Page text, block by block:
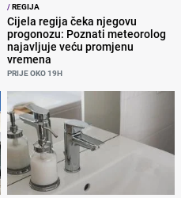
/REGIJA
Cijela regija čeka njegovu
progonozu: Poznati meteorolog
najavljuje veću promjenu
vremena
PRIJE OKO 19H